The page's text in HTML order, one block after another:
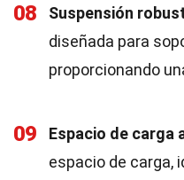
08 Suspensión
diseñada para
proporcionando
09 Espacio de carga
espacio de carga,